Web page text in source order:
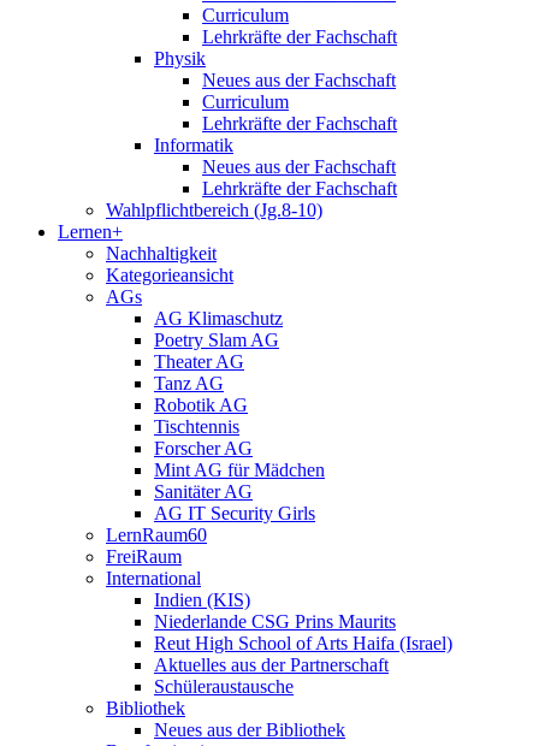
Curriculum
Lehrkräfte der Fachschaft
Physik
Neues aus der Fachschaft
Curriculum
Lehrkräfte der Fachschaft
Informatik
Neues aus der Fachschaft
Lehrkräfte der Fachschaft
Wahlpflichtbereich (Jg.8-10)
Lernen+
Nachhaltigkeit
Kategorieansicht
AGs
AG Klimaschutz
Poetry Slam AG
Theater AG
Tanz AG
Robotik AG
Tischtennis
Forscher AG
Mint AG für Mädchen
Sanitäter AG
AG IT Security Girls
LernRaum60
FreiRaum
International
Indien (KIS)
Niederlande CSG Prins Maurits
Reut High School of Arts Haifa (Israel)
Aktuelles aus der Partnerschaft
Schüleraustausche
Bibliothek
Neues aus der Bibliothek